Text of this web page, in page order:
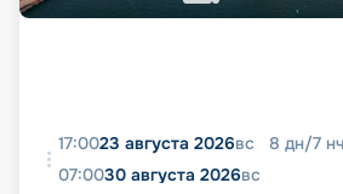
17:0023 августа 2026вс 8 дн/7 нч
07:0030 августа 2026вс